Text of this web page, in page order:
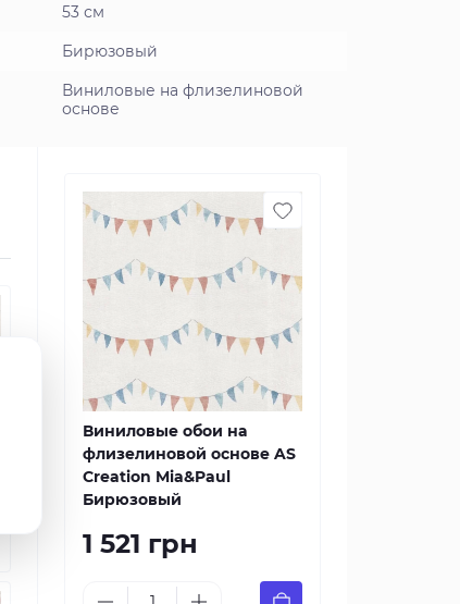
53 см
Бирюзовый
Виниловые на флизелиновой
основе
Виниловые обои на
флизелиновой основе AS
Creation Mia&Paul
Бирюзовый
1 521 грн